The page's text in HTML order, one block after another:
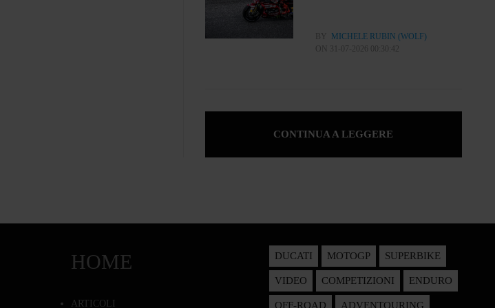
BY
MICHELE RUBIN (WOLF)
ON 31-07-2026 00:30:42
CONTINUA A LEGGERE
HOME
ARTICOLI
DUCATI MOTOGP SUPERBIKE
VIDEO COMPETIZIONI ENDURO
OFF-ROAD ADVENTOURING